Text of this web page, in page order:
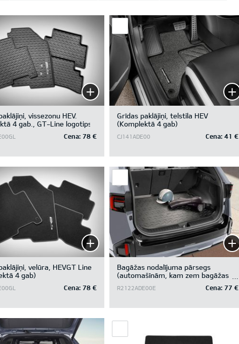
vissezonu HEV.
4 gab., GT-Line logotips
Cena: 78 €
Grīdas paklājiņi, telstila HEV
(Komplektā 4 gab)
CJ141ADE00 Cena: 41 €
velūra, HEVGT Line
4 gab)
Cena: 78 €
Bagāžas nodalījuma pārsegs
(automašīnām, kam zem bagāžas
nodalījums)
R2122ADE00E Cena: 77 €